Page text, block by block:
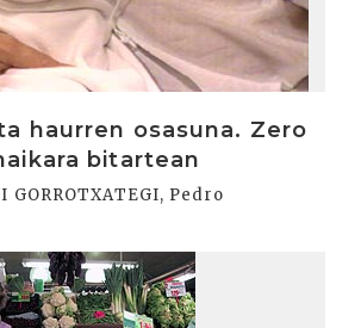
haurren osasuna. Zero
bitartean
GORROTXATEGI, Pedro